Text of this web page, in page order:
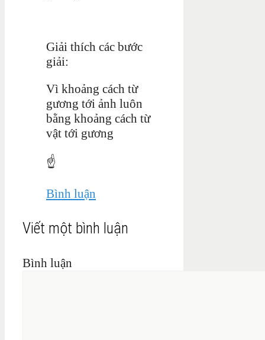
Giải thích các bước
giải:
Vì khoảng cách từ
gương tới ảnh luôn
bằng khoảng cách từ
vật tới gương
☝️
Bình luận
Viết một bình luận
Bình luận